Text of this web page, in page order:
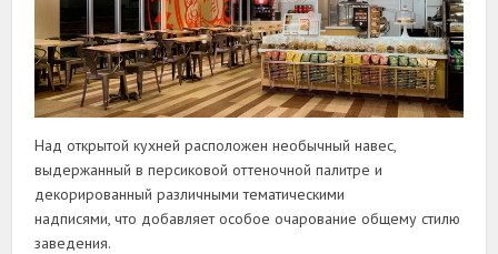
Над открытой кухней расположен необычный навес,
выдержанный в персиковой оттеночной палитре и
декорированный различными тематическими
надписями, что добавляет особое очарование общему стилю
заведения.